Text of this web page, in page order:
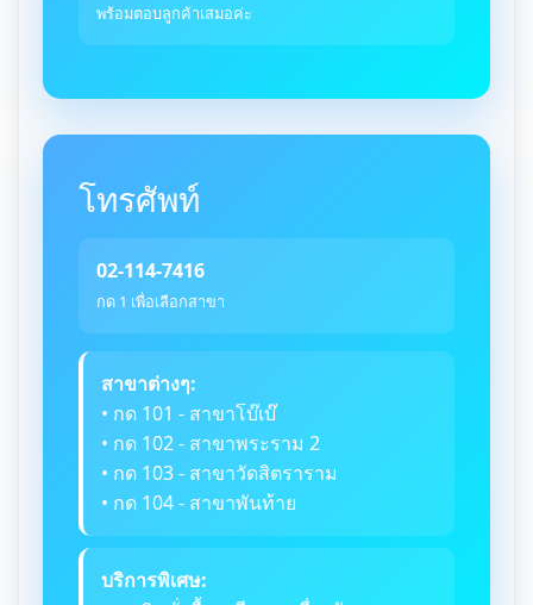
พร้อมตอบลูกค้าเสมอค่ะ
โทรศัพท์
02-114-7416
กด 1 เพื่อเลือกสาขา
สาขาต่างๆ:
• กด 101 - สาขาโบ๊เบ๊
• กด 102 - สาขาพระราม 2
• กด 103 - สาขาวัดสิตราราม
• กด 104 - สาขาพันท้าย
บริการพิเศษ: